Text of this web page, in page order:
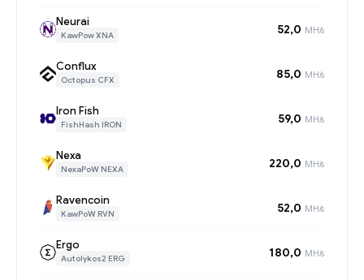
Neurai
KawPow XNA 52,0 MH/s
Conflux
Octopus CFX 85,0 MH/s
Iron Fish
FishHash IRON 59,0 MH/s
Nexa
NexaPoW NEXA 220,0 MH/s
Ravencoin
KawPoW RVN 52,0 MH/s
Ergo
Autolykos2 ERG 180,0 MH/s